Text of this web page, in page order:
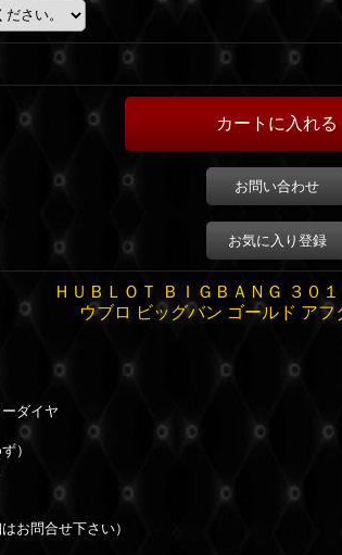
お問い合わせ
お気に入り登録
ＨＵＢＬＯＴ ＢＩＧＢＡＮＧ ３０
ウブロ ビッグバン ゴールド アフ
ダイヤ
）
お問合せ下さい）